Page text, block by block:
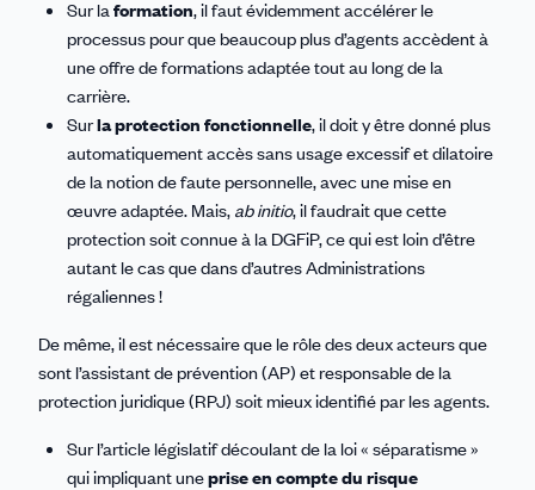
Sur la formation, il faut évidemment accélérer le
processus pour que beaucoup plus d’agents accèdent à
une offre de formations adaptée tout au long de la
carrière.
Surla protection fonctionnelle, il doit y être donné plus
automatiquement accès sans usage excessif et dilatoire
de la notion de faute personnelle, avec une mise en
œuvre adaptée. Mais, ab initio, il faudrait que cette
protection soit connue à la DGFiP, ce qui est loin d’être
autant le cas que dans d’autres Administrations
régaliennes !
De même, il est nécessaire que le rôle des deux acteurs que
sont l’assistant de prévention (AP) et responsable de la
protection juridique (RPJ) soit mieux identifié par les agents.
Sur l’article législatif découlant de la loi « séparatisme »
qui impliquant uneprise en compte du risque